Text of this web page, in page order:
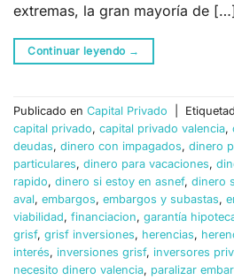
extremas, la gran mayoría de […]
Continuar leyendo →
Publicado en Capital Privado
capital privado, capital privado valencia,
deudas, dinero con impagados, dinero
particulares, dinero para vacaciones,
rapido, dinero si estoy en asnef, dinero
aval, embargos, embargos y subastas,
viabilidad, financiacion, garantía
grisf, grisf inversiones, herencias,
interés, inversiones grisf, inversores
necesito dinero valencia, paralizar